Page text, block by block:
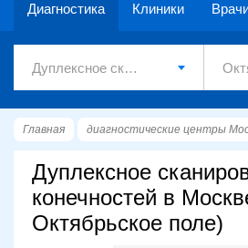
Диагностика Клиники
Главная диагностические центры
Дуплексное
конечностей в
Октябрьское поле)